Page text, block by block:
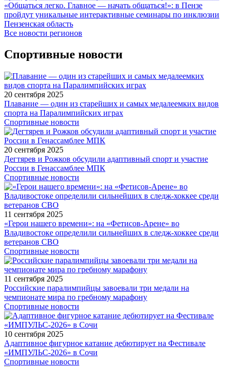
«Общаться легко. Главное — начать общаться!»: в Пензе
пройдут уникальные интерактивные семинары по инклюзии
Пензенская область
Все новости регионов
Спортивные новости
20 сентября 2025
Плавание — один из старейших и самых медалеемких видов
спорта на Паралимпийских играх
Спортивные новости
20 сентября 2025
Дегтярев и Рожков обсудили адаптивный спорт и участие
России в Генассамблее МПК
Спортивные новости
11 сентября 2025
«Герои нашего времени»: на «Фетисов-Арене» во
Владивостоке определили сильнейших в следж-хоккее среди
ветеранов СВО
Спортивные новости
11 сентября 2025
Российские паралимпийцы завоевали три медали на
чемпионате мира по гребному марафону
Спортивные новости
10 сентября 2025
Адаптивное фигурное катание дебютирует на Фестивале
«ИМПУЛЬС-2026» в Сочи
Спортивные новости